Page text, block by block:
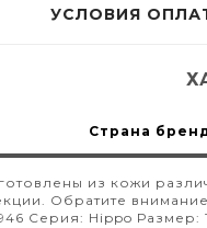
Страна
из кожи
Обратите
Серия: Hippo Размер:
УСЛОВИЯ